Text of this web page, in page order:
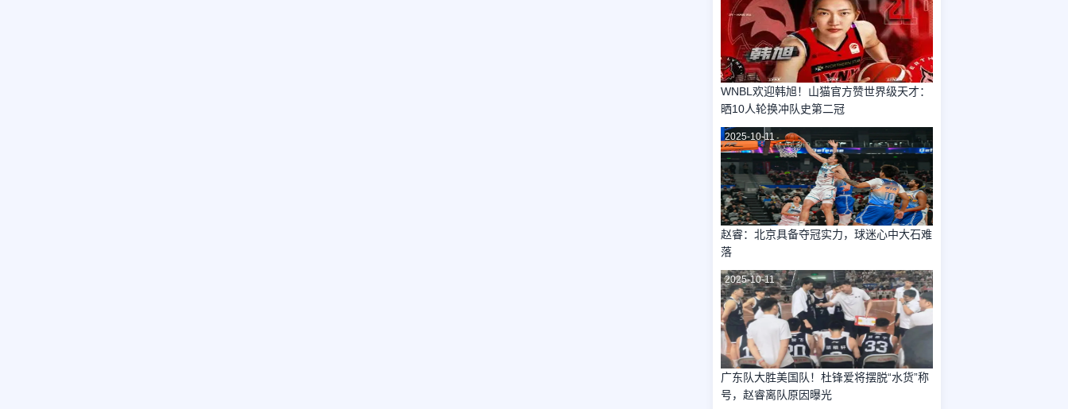
WNBL欢迎韩旭！山猫官方赞世界级天才：
晒10人轮换冲队史第二冠
2025-10-11
赵睿：北京具备夺冠实力，球迷心中大石难
落
2025-10-11
广东队大胜美国队！杜锋爱将摆脱“水货”称
号，赵睿离队原因曝光